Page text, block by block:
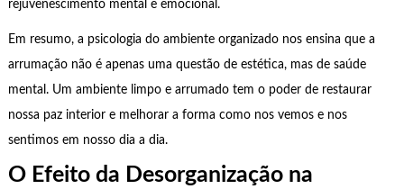
rejuvenescimento mental e emocional.
Em resumo, a psicologia do ambiente organizado nos ensina que a
arrumação não é apenas uma questão de estética, mas de saúde
mental. Um ambiente limpo e arrumado tem o poder de restaurar
nossa paz interior e melhorar a forma como nos vemos e nos
sentimos em nosso dia a dia.
O Efeito da Desorganização na